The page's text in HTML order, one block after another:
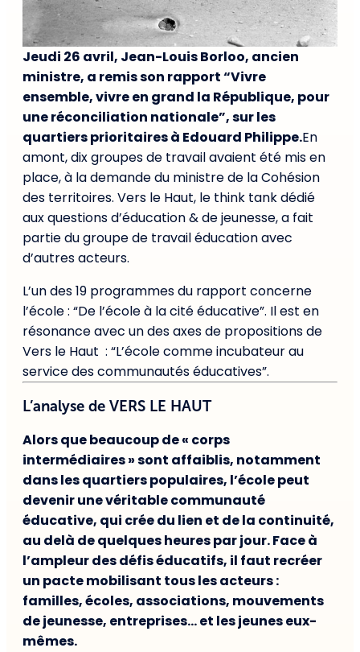
Jeudi 26 avril, Jean-Louis Borloo, ancien
ministre, a remis son rapport “Vivre
ensemble, vivre en grand la République, pour
une réconciliation nationale”, sur les
quartiers prioritaires à Edouard Philippe.En
amont, dix groupes de travail avaient été mis en
place, à la demande du ministre de la Cohésion
des territoires. Vers le Haut, le think tank dédié
aux questions d’éducation & de jeunesse, a fait
partie du groupe de travail éducation avec
d’autres acteurs.
L’un des 19 programmes du rapport concerne
l’école : “De l’école à la cité éducative”. Il est en
résonance avec un des axes de propositions de
Vers le Haut : “L’école comme incubateur au
service des communautés éducatives”.
L’analyse de VERS LE HAUT
Alors que beaucoup de « corps
intermédiaires » sont affaiblis, notamment
dans les quartiers populaires, l’école peut
devenir une véritable communauté
éducative, qui crée du lien et de la continuité,
au delà de quelques heures par jour. Face à
l’ampleur des défis éducatifs, il faut recréer
un pacte mobilisant tous les acteurs :
familles, écoles, associations, mouvements
de jeunesse, entreprises… et les jeunes eux-
mêmes.